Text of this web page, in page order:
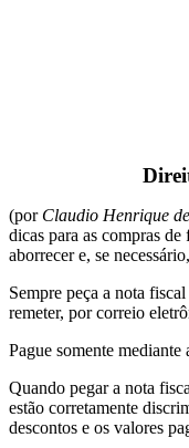
(por Claudio Henrique
dicas para as compras
aborrecer e, se
Sempre peça a nota
remeter, por correio
Pague somente mediante
Quando pegar a nota
estão corretamente
descontos e os valores